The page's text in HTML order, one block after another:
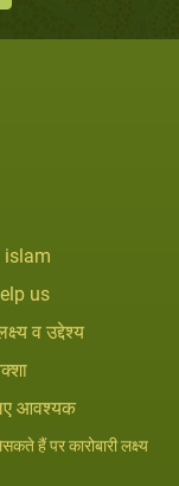
islam
us
व उद्देश्य
आवश्यक
हैं पर कारोबारी लक्ष्य